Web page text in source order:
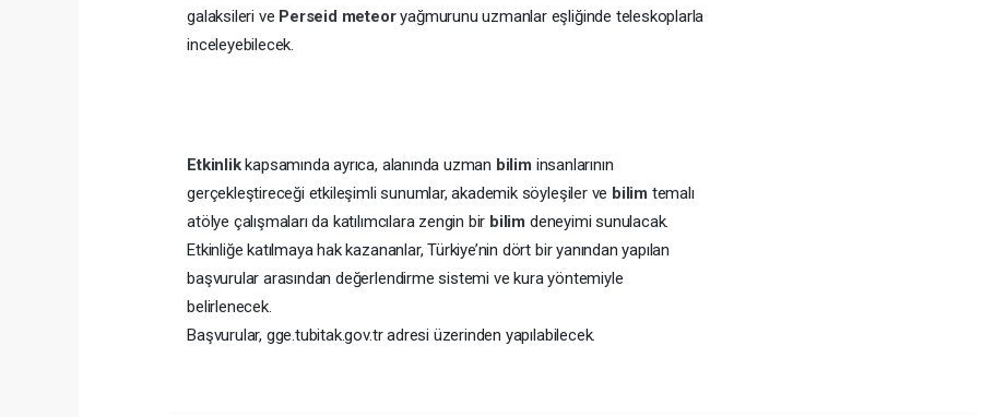
galaksileri ve Perseid meteoryağmurunu uzmanlar eşliğinde teleskoplarla
inceleyebilecek.
Etkinlikkapsamında ayrıca, alanında uzman bilim insanlarının
gerçekleştireceği etkileşimli sunumlar, akademik söyleşiler ve bilim temalı
atölye çalışmaları da katılımcılara zengin bir bilim deneyimi sunulacak.
Etkinliğe katılmaya hak kazananlar, Türkiye’nin dört bir yanından yapılan
başvurular arasından değerlendirme sistemi ve kura yöntemiyle
belirlenecek.
Başvurular, gge.tubitak.gov.tr adresi üzerinden yapılabilecek.